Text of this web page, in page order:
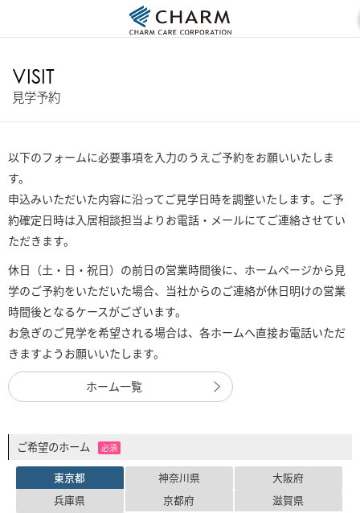
VISIT
見学予約
以下のフォームに必要事項を入力のうえご予約をお願いいたしま
す。
申込みいただいた内容に沿ってご見学日時を調整いたします。ご予
約確定日時は入居相談担当よりお電話・メールにてご連絡させてい
ただきます。
休日（土・日・祝日）の前日の営業時間後に、ホームページから見
学のご予約をいただいた場合、当社からのご連絡が休日明けの営業
時間後となるケースがございます。
お急ぎのご見学を希望される場合は、各ホームへ直接お電話いただ
きますようお願いいたします。
ホーム一覧
ご希望のホーム 必須
東京都 神奈川県
大阪府
兵庫県
京都府
滋賀県